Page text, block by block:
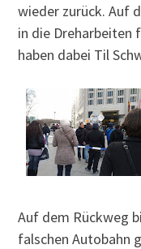
wieder zurück. Auf
in die Dreharbeiten
haben dabei Til
Auf dem Rückweg
falschen Autobahn